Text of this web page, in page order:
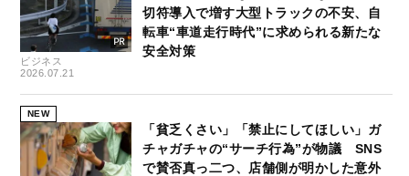
ビジネス
2026.07.21
切符導入で増す大型トラックの不安、自
転車“車道走行時代”に求められる新たな
安全対策
NEW
「貧乏くさい」「禁止にしてほしい」ガ
チャガチャの“サーチ行為”が物議 SNS
で賛否真っ二つ、店舗側が明かした意外